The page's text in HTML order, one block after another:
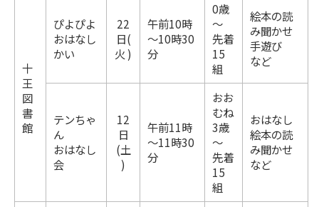
十
王
図
書
館
ぴよぴよ
おはなし
かい
22
日(
火 )
午前10時
～10時30
分
0歳
～
先着
15
組
絵本の読
み聞かせ
手遊び
など
テンちゃ
ん
おはなし
会
12
日
(土
)
午前11時
～11時30
分
おお
むね
3歳
～
先着
15
組
おはなし
絵本の読
み聞かせ
など